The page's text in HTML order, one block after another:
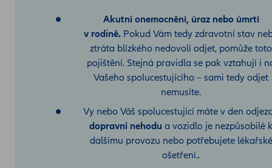
Akutní onemocnění, úraz nebo úmrtí
v rodině.Pokud Vám tedy zdravotní stav
ztráta blízkého nedovolí odjet, pomůže toto
pojištění. Stejná pravidla se pak vztahují i
Vašeho spolucestujícího – sami tedy odjet
nemusíte.
Vy nebo Váš spolucestující máte v den
dopravní nehodu a vozidlo je nezpůsobilé k
dalšímu provozu nebo potřebujete lékařské
ošetření..